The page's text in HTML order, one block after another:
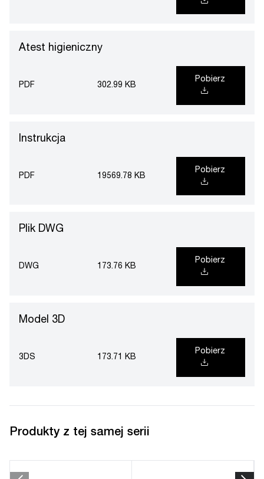
Atest higieniczny
PDF 302.99 KB
Pobierz
Instrukcja
PDF 19569.78 KB
Pobierz
Plik DWG
DWG 173.76 KB
Pobierz
Model 3D
3DS 173.71 KB
Pobierz
Produkty z tej samej serii